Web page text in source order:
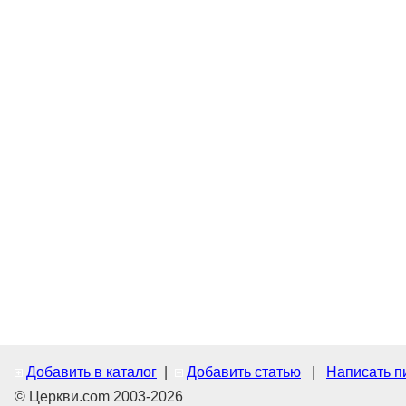
Добавить в каталог Добавить статью
Написать
© Церкви.com 2003-2026